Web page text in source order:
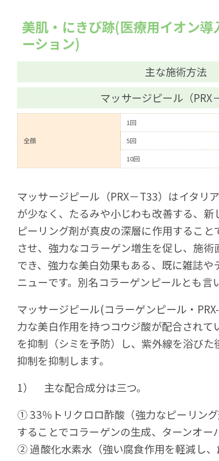
美肌・にきび跡(医療用イオン
ーション)
主な施術方法
マッサージピール（PRX
全顔
1回
5回
10回
マッサージピール（PRX－T33）はイタリ
が少なく、たるみや小じわも改善する、新
ピーリング剤が真皮の深層に作用するこ
させ、強力なコラーゲン増生を促し、施
でき、強力な美白効果もある、既に雑誌
ニューです。別名コラーゲンピールとも言
マッサージピール(コラーゲンピール・
力な美白作用を持つコウジ酸が配合されて
を抑制（シミを予防）し、紫外線を浴び
抑制を抑制します。
1） 主な配合成分は三つ。
① 33％トリクロロ酢酸（強力なピーリン
することでコラーゲンの生成、ターンオー
② 過酸化水素水（強い腐食作用を軽減し